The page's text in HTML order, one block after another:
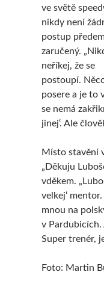
ve světě
nikdy není
postup
zaručený.
neříkej, že se
postoupí.
posere a je to
se nemá
jinej‘. Ale
Místo stavění
„Děkuju
vděkem.
velkej‘
mnou na
v Pardubicích.
Super trenér,
Foto: Martin